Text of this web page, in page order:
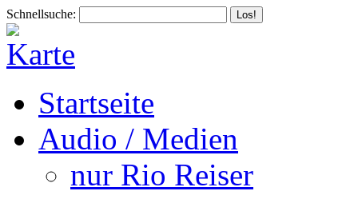
Schnellsuche:
Startseite
Audio / Medien
nur Rio Reiser